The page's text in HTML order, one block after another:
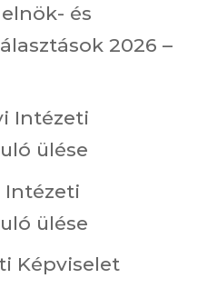
elnök- és
2026 –
Intézeti
ülése
Intézeti
ülése
Képviselet